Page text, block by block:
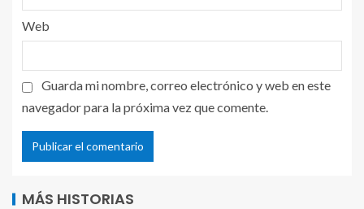
Web
Guarda mi nombre, correo electrónico y web en este
navegador para la próxima vez que comente.
MÁS HISTORIAS